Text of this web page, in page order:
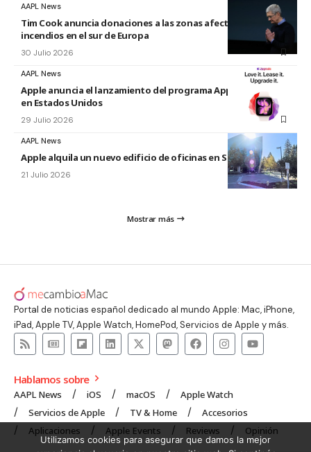
AAPL News
Tim Cook anuncia donaciones a las zonas afectadas por los
incendios en el sur de Europa
30 Julio 2026
AAPL News
Apple anuncia el lanzamiento del programa Apple Upgrade
en Estados Unidos
29 Julio 2026
AAPL News
Apple alquila un nuevo edificio de oficinas en Sunnyvale
21 Julio 2026
Mostrar más
Portal de noticias español dedicado al mundo Apple: Mac, iPhone,
iPad, Apple TV, Apple Watch, HomePod, Servicios de Apple y más.
Hablamos sobre
AAPL News iOS macOS
Apple Watch
Servicios de Apple
TV & Home
Accesorios
Aplicaciones
Apple Events Reviews Opinión
Utilizamos cookies para asegurar que damos la mejor